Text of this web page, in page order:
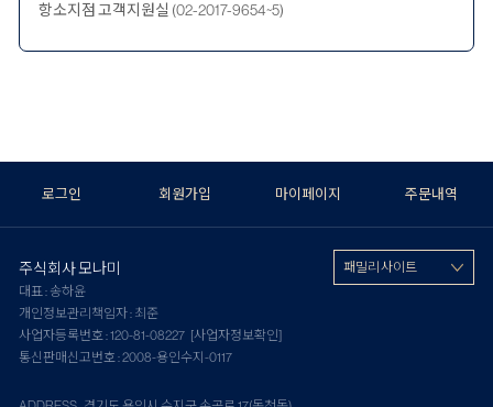
항소지점 고객지원실 (02-2017-9654~5)
로그인 회원가입 마이페이지 주문내역
주식회사 모나미
대표 : 송하윤
개인정보관리책임자 : 최준
사업자등록번호 : 120-81-08227 [사업자정보확인]
통신판매신고번호 : 2008-용인수지-0117
패밀리 사이트